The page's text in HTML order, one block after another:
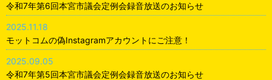
令和7年第6回本宮市議会定例会録音放送のお知らせ
2025.11.18
モットコムの偽Instagramアカウントにご注意！
2025.09.05
令和7年第5回本宮市議会定例会録音放送のお知らせ